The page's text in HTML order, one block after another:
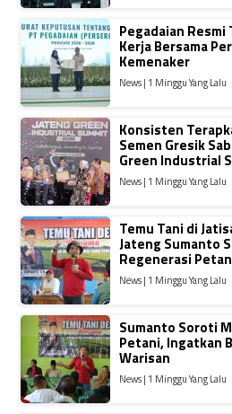
Pegadaian Resmi
Kerja Bersama
Kemenaker
News | 1 Minggu Yang Lalu
Konsisten
Semen Gresik
Green Industrial
News | 1 Minggu Yang Lalu
Temu Tani di
Jateng Sumanto
Regenerasi
News | 1 Minggu Yang Lalu
Sumanto Soroti
Petani, Ingatkan
Warisan
News | 1 Minggu Yang Lalu